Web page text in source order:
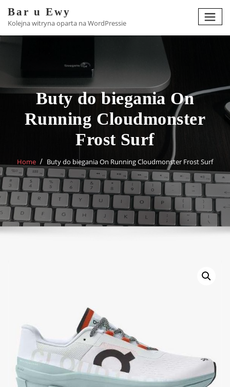
content
Bar u Ewy
Kolejna witryna oparta na WordPressie
Buty do biegania On
Running Cloudmonster
Frost Surf
Home Buty do biegania On Running Cloudmonster Frost Surf